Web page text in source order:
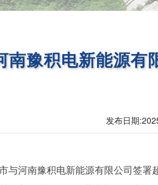
南豫积电新能源有
发布日期:
与河南豫积电新能源有限公司签